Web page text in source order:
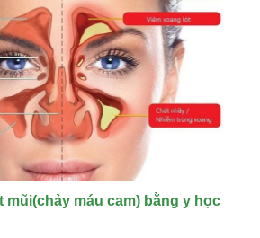
mũi(chảy máu cam) bằng y học